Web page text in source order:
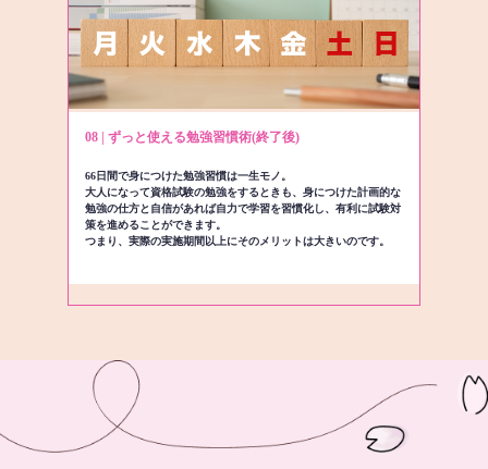
08 | ずっと使える勉強習慣術(終了後)
66日間で身につけた勉強習慣は一生モノ。
大人になって資格試験の勉強をするときも、身につけた計画的な
勉強の仕方と自信があれば自力で学習を習慣化し、有利に試験対
策を進めることができます。
つまり、実際の実施期間以上にそのメリットは大きいのです。